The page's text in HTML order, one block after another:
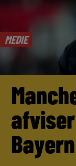
MEDIE
Bayern